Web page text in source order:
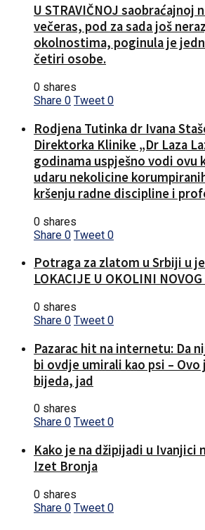
U STRAVIČNOJ saobraćajnoj
večeras, pod za sada još
okolnostima, poginula je
četiri osobe.
0 shares
Share 0 Tweet 0
Rodjena Tutinka dr Ivana
Direktorka Klinike „Dr Laza
godinama uspješno vodi ovu
udaru nekolicine
kršenju radne discipline i
0 shares
Share 0 Tweet 0
Potraga za zlatom u Srbiji u
LOKACIJE U OKOLINI NOVOG
0 shares
Share 0 Tweet 0
Pazarac hit na internetu: Da
bi ovdje umirali kao psi –
bijeda, jad
0 shares
Share 0 Tweet 0
Kako je na džipijadi u Ivanjici
Izet Bronja
0 shares
Share 0 Tweet 0